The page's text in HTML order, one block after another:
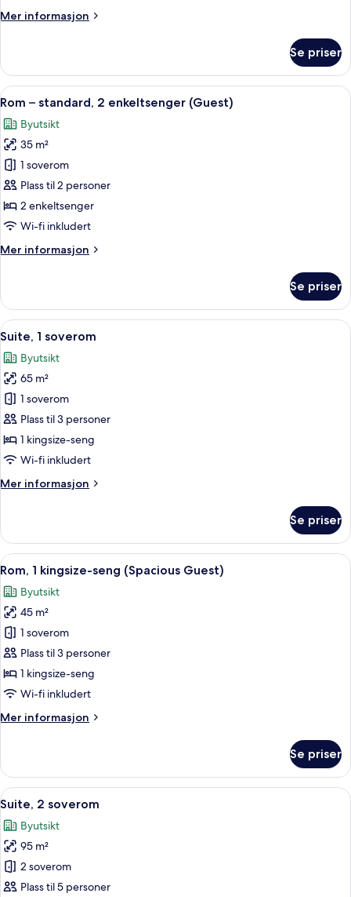
Mer informasjon
Mer
1
kingsize-
seng
Se priser
Åpne
alle
bildene
av
Rom
–
standard,
2
(Guest)
Rom – standard, 2 enkeltsenger
7
Rom – standard, 2 enkeltsenger (Guest)
Byutsikt
35 m²
1 soverom
Plass til 2 personer
2 enkeltsenger
Wi-fi inkludert
Mer informasjon
Mer
–
standard,
2
(Guest)
Se priser
Åpne
alle
bildene
av
Suite,
1
soverom
Minibar, safe på rommet,
6
Suite, 1 soverom
Byutsikt
65 m²
1 soverom
Plass til 3 personer
1 kingsize-seng
Wi-fi inkludert
Mer informasjon
Mer
1
soverom
Se priser
Åpne
alle
bildene
av
Rom,
1
kingsize-
seng
Guest)
Rom, 1 kingsize-seng (Spacious
6
Rom, 1 kingsize-seng (Spacious Guest)
Byutsikt
45 m²
1 soverom
Plass til 3 personer
1 kingsize-seng
Wi-fi inkludert
Mer informasjon
Mer
1
kingsize-
seng
Guest)
Se priser
Åpne
alle
bildene
av
Suite,
2
Suite, 2 soverom | Oppholdsområde
7
Suite, 2 soverom
Byutsikt
95 m²
2 soverom
Plass til 5 personer